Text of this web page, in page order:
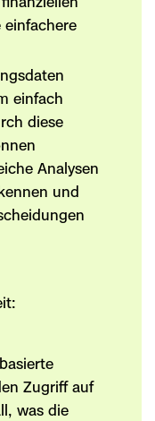
einfachere
einfach
diese
Analysen
und
Zugriff auf
was die